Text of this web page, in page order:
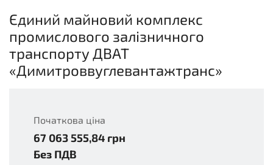
Єдиний майновий комплекс
промислового залізничного
транспорту ДВАТ
«Димитроввуглевантажтранс»
Початкова ціна
67 063 555,84 грн
Без ПДВ